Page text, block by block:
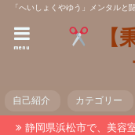
「へいしょくやゆう」メンタルと
【
menu
自己紹介 カテゴリー
静岡県浜松市で、美容